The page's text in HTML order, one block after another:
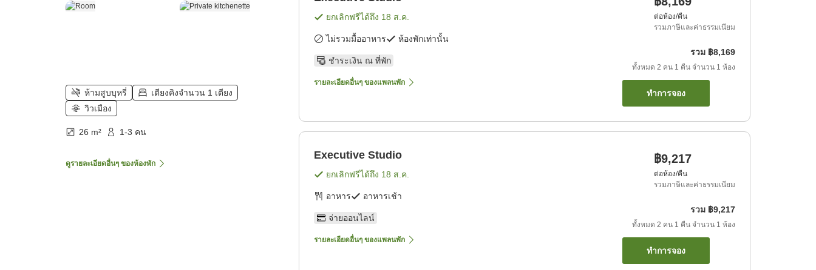
ห้ามสูบบุหรี่
เตียงคิงจำนวน 1 เตียง
วิวเมือง
26 m² 1-3 คน
ดูรายละเอียดอื่นๆ ของห้องพัก
ยกเลิกฟรีได้ถึง 18 ส.ค.
ไม่รวมมื้ออาหาร ห้องพักเท่านั้น
ชำระเงิน ณ ที่พัก
รายละเอียดอื่นๆ ของแพลนพัก
ต่อห้อง/คืน
รวมภาษีและค่าธรรมเนียม
รวม ฿8,169
ทั้งหมด 2 คน 1 คืน จำนวน 1 ห้อง
ทำการจอง
Executive Studio
ยกเลิกฟรีได้ถึง 18 ส.ค.
อาหาร อาหารเช้า
จ่ายออนไลน์
รายละเอียดอื่นๆ ของแพลนพัก
฿9,217
ต่อห้อง/คืน
รวมภาษีและค่าธรรมเนียม
รวม ฿9,217
ทั้งหมด 2 คน 1 คืน จำนวน 1 ห้อง
ทำการจอง